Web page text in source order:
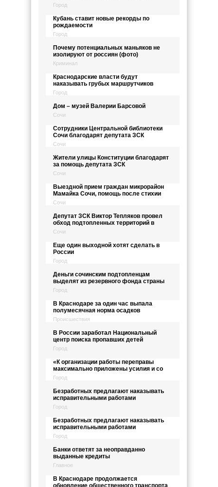
Город
Кубань ставит новые рекорды по
рождаемости
Город
Почему потенциальных маньяков не
изолируют от россиян (фото)
Криминал
Краснодарские власти будут
наказывать грубых маршрутчиков
Город
Дом – музей Валерии Барсовой
Сочи
Сотрудники Центральной библиотеки
Сочи благодарят депутата ЗСК
Сочи
Жители улицы Конституции благодарят
за помощь депутата ЗСК
Сочи
Выездной прием граждан микрорайон
Мамайка Сочи, помощь после стихии
Сочи
Депутат ЗСК Виктор Тепляков провел
обход подтопленных территорий в
Сочи
Еще один выходной хотят сделать в
России
Город
Деньги сочинским подтопленцам
выделят из резервного фонда страны
Город
В Краснодаре за один час выпала
полумесячная норма осадков
Происшествия
В России заработал Национальный
центр поиска пропавших детей
Город
«К организации работы переправы
максимально приложены усилия и со
Город
Безработных предлагают наказывать
исправительными работами
Город
Безработных предлагают наказывать
исправительными работами
Город
Банки ответят за неоправданно
выданные кредиты
Главное
В Краснодаре продолжается
обновление общественного транспорта